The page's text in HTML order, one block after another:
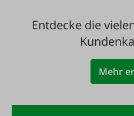
Entdecke die
Mehr